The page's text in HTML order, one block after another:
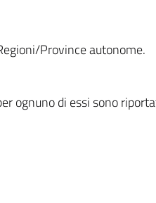
Province autonome.
ognuno di essi sono